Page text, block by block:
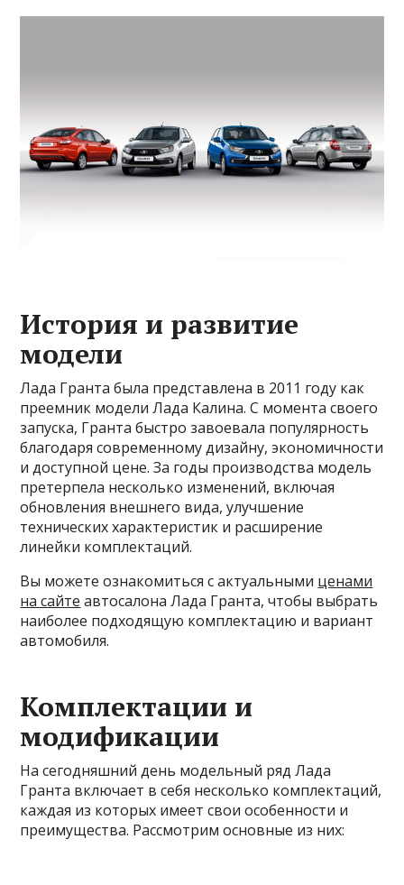
История и развитие
модели
Лада Гранта была представлена в 2011 году как
преемник модели Лада Калина. С момента своего
запуска, Гранта быстро завоевала популярность
благодаря современному дизайну, экономичности
и доступной цене. За годы производства модель
претерпела несколько изменений, включая
обновления внешнего вида, улучшение
технических характеристик и расширение
линейки комплектаций.
Вы можете ознакомиться с актуальными ценами
на сайте автосалона Лада Гранта, чтобы выбрать
наиболее подходящую комплектацию и вариант
автомобиля.
Комплектации и
модификации
На сегодняшний день модельный ряд Лада
Гранта включает в себя несколько комплектаций,
каждая из которых имеет свои особенности и
преимущества. Рассмотрим основные из них: